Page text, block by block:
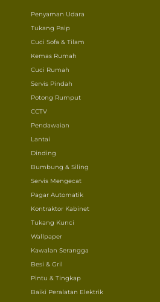
Penyaman Udara
Tukang Paip
Cuci Sofa & Tilam
Kemas Rumah
Cuci Rumah
Servis Pindah
Potong Rumput
CCTV
Pendawaian
Lantai
Dinding
Bumbung & Siling
Servis Mengecat
Pagar Automatik
Kontraktor Kabinet
Tukang Kunci
Wallpaper
Kawalan Serangga
Besi & Gril
Pintu & Tingkap
Baiki Peralatan Elektrik